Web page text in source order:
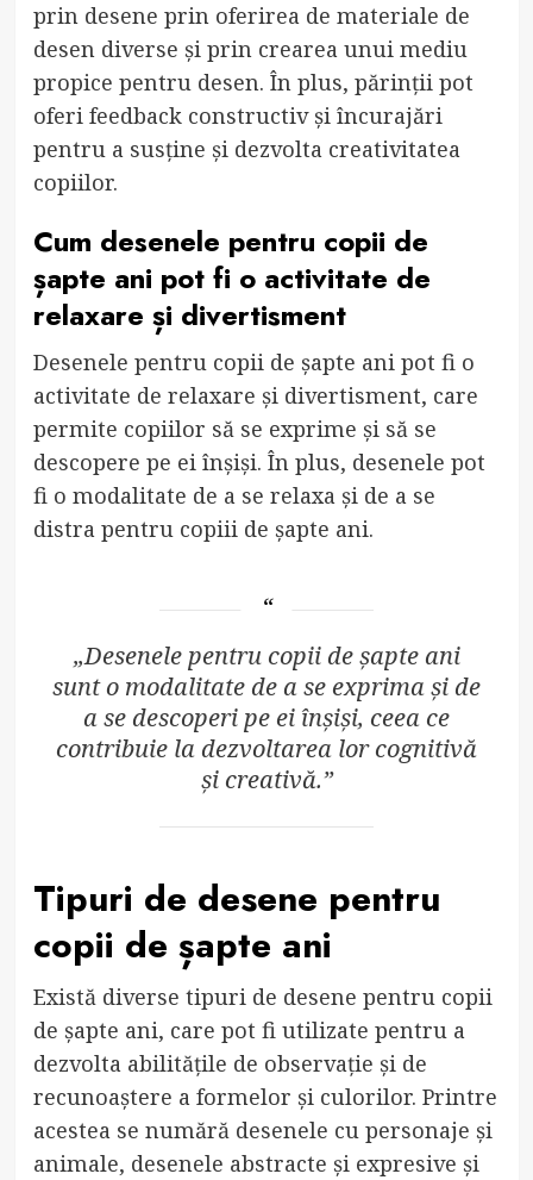
prin desene prin oferirea de materiale de
desen diverse și prin crearea unui mediu
propice pentru desen. În plus, părinții pot
oferi feedback constructiv și încurajări
pentru a susține și dezvolta creativitatea
copiilor.
Cum desenele pentru copii de
șapte ani pot fi o activitate de
relaxare și divertisment
Desenele pentru copii de șapte ani pot fi o
activitate de relaxare și divertisment, care
permite copiilor să se exprime și să se
descopere pe ei înșiși. În plus, desenele pot
fi o modalitate de a se relaxa și de a se
distra pentru copiii de șapte ani.
„Desenele pentru copii de șapte ani
sunt o modalitate de a se exprima și de
a se descoperi pe ei înșiși, ceea ce
contribuie la dezvoltarea lor cognitivă
și creativă.”
Tipuri de desene pentru
copii de șapte ani
Există diverse tipuri de desene pentru copii
de șapte ani, care pot fi utilizate pentru a
dezvolta abilitățile de observație și de
recunoaștere a formelor și culorilor. Printre
acestea se numără desenele cu personaje și
animale, desenele abstracte și expresive și